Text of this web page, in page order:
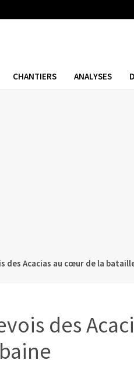
CHANTIERS ANALYSES
des Acacias au cœur de la
des